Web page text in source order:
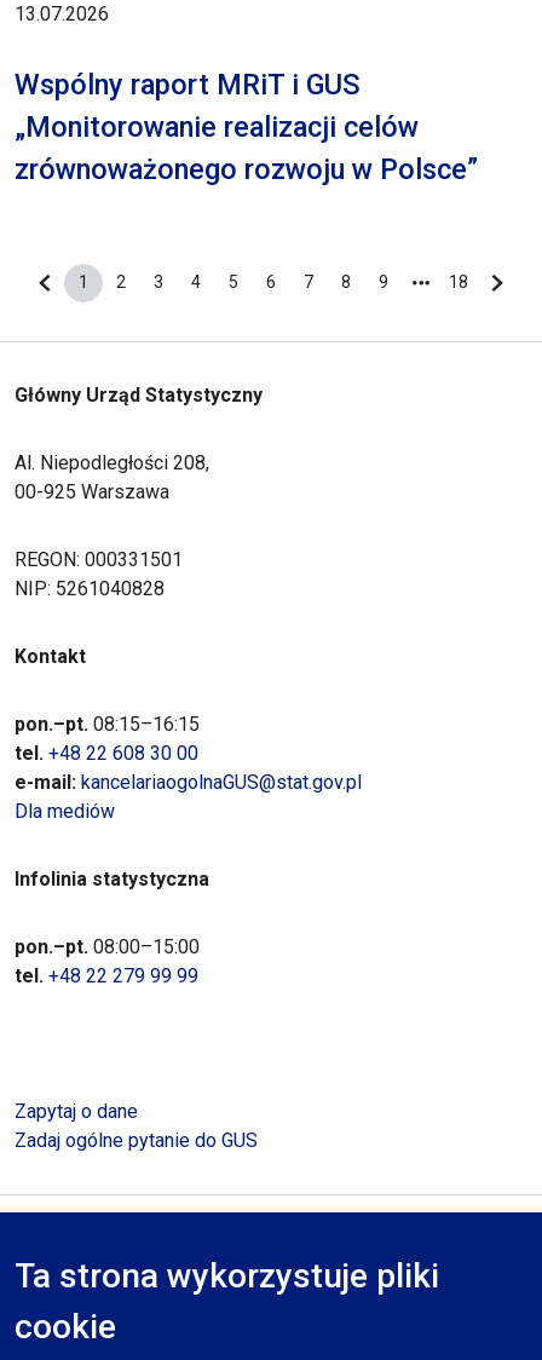
Ta strona wykorzystuje pliki
cookie
13.07.2026
Wspólny raport MRiT i GUS
„Monitorowanie realizacji celów
zrównoważonego rozwoju w Polsce”
Poprzednia strona
Bieżąca strona
1
Strona
2
Strona
3
Strona
4
Strona
5
Strona
6
Strona
7
Strona
8
Strona
9
Ostatnia
18
Główny Urząd Statystyczny
Al. Niepodległości 208,
00-925 Warszawa
REGON: 000331501
NIP: 5261040828
Kontakt
pon.–pt. 08:15–16:15
tel. +48 22 608 30 00
e-mail: kancelariaogolnaGUS@stat.gov.pl
Dla mediów
Infolinia statystyczna
pon.–pt. 08:00–15:00
tel. +48 22 279 99 99
Zapytaj o dane
Zadaj ogólne pytanie do GUS
RODO